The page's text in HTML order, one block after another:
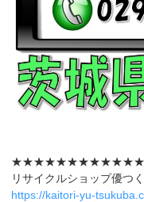
リサイクルショップ優つ
https://kaitori-yu-